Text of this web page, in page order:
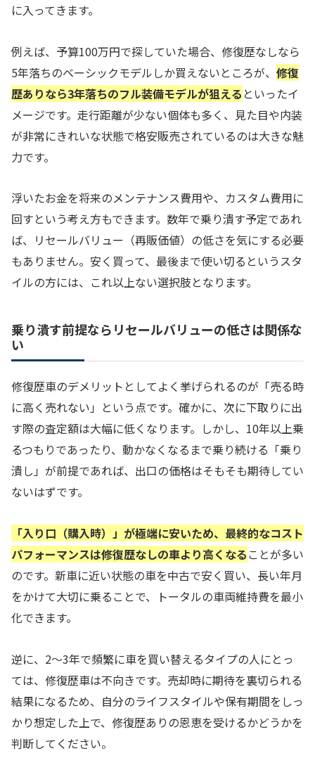
に入ってきます。
例えば、予算100万円で探していた場合、修復歴なしなら
5年落ちのベーシックモデルしか買えないところが、 修復
歴ありなら3年落ちのフル装備モデルが狙える といったイ
メージです。走行距離が少ない個体も多く、見た目や内装
が非常にきれいな状態で格安販売されているのは大きな魅
力です。
浮いたお金を将来のメンテナンス費用や、カスタム費用に
回すという考え方もできます。数年で乗り潰す予定であれ
ば、リセールバリュー（再販価値）の低さを気にする必要
もありません。安く買って、最後まで使い切るというスタ
イルの方には、これ以上ない選択肢となります。
乗り潰す前提ならリセールバリューの低さは関係な
い
修復歴車のデメリットとしてよく挙げられるのが「売る時
に高く売れない」という点です。確かに、次に下取りに出
す際の査定額は大幅に低くなります。しかし、10年以上乗
るつもりであったり、動かなくなるまで乗り続ける「乗り
潰し」が前提であれば、出口の価格はそもそも期待してい
ないはずです。
「入り口（購入時）」が極端に安いため、最終的なコスト
パフォーマンスは修復歴なしの車より高くなる ことが多い
のです。新車に近い状態の車を中古で安く買い、長い年月
をかけて大切に乗ることで、トータルの車両維持費を最小
化できます。
逆に、2〜3年で頻繁に車を買い替えるタイプの人にとっ
ては、修復歴車は不向きです。売却時に期待を裏切られる
結果になるため、自分のライフスタイルや保有期間をしっ
かり想定した上で、修復歴ありの恩恵を受けるかどうかを
判断してください。